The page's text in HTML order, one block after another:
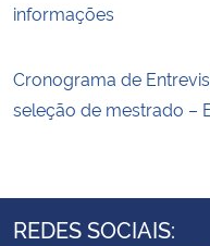
informações
Cronograma de
seleção de mestrado –
REDES SOCIAIS: